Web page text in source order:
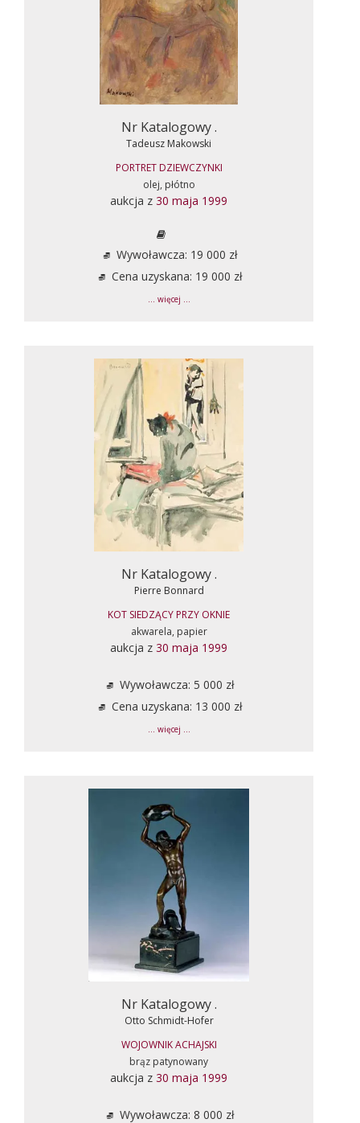
Nr Katalogowy .
Tadeusz Makowski
PORTRET DZIEWCZYNKI
olej, płótno
aukcja z 30 maja 1999
Wywoławcza: 19 000 zł
Cena uzyskana: 19 000 zł
... więcej ...
Nr Katalogowy .
Pierre Bonnard
KOT SIEDZĄCY PRZY OKNIE
akwarela, papier
aukcja z 30 maja 1999
Wywoławcza: 5 000 zł
Cena uzyskana: 13 000 zł
... więcej ...
Nr Katalogowy .
Otto Schmidt-Hofer
WOJOWNIK ACHAJSKI
brąz patynowany
aukcja z 30 maja 1999
Wywoławcza: 8 000 zł